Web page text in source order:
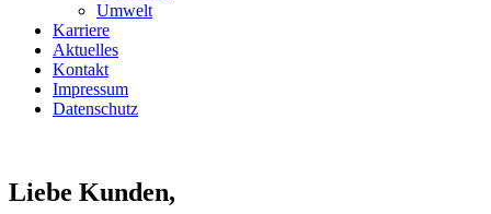
Umwelt
Karriere
Aktuelles
Kontakt
Impressum
Datenschutz
Liebe Kunden,